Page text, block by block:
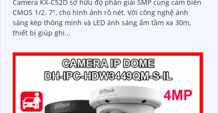
Camera KX-C52D sở hữu độ phân giải 5MP cùng cảm biến
CMOS 1/2. 7", cho hình ảnh rõ nét. Với công nghệ ánh
sáng kép thông minh và LED ánh sáng ấm tầm xa 30m,
thiết bị giúp ghi...